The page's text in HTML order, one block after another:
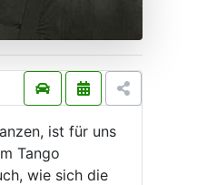
ist für uns
Tango
wie sich die